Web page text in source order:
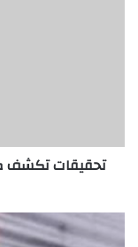
هولدينغ
تحقيقات تكشف
التيس